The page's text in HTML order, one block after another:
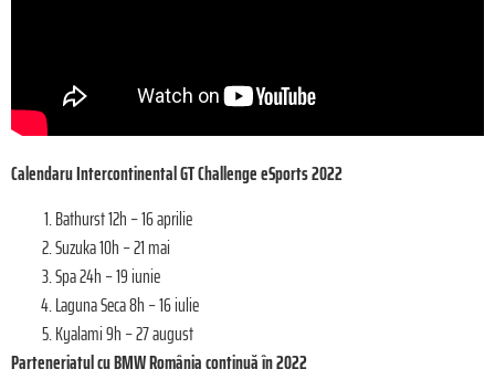
Calendaru Intercontinental GT Challenge eSports 2022
Bathurst 12h – 16 aprilie
Suzuka 10h – 21 mai
Spa 24h – 19 iunie
Laguna Seca 8h – 16 iulie
Kyalami 9h – 27 august
Parteneriatul cu BMW România continuă în 2022